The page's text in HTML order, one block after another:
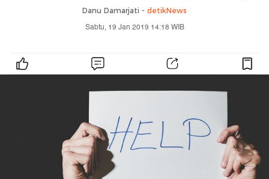
Danu Damarjati - detikNews
Sabtu, 19 Jan 2019 14:18 WIB